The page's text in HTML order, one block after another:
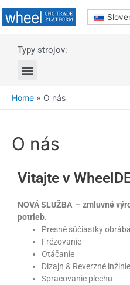
Typy strojov:
Home » O nás
O nás
Vitajte v
NOVÁ SLUŽBA – zmluvné
potrieb.
Presné súčiastky
Frézovanie
Otáčanie
Dizajn & Reverzné
Spracovanie plechu